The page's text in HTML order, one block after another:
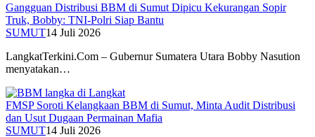
Gangguan Distribusi BBM di Sumut Dipicu Kekurangan Sopir
Truk, Bobby: TNI-Polri Siap Bantu
SUMUT14 Juli 2026
LangkatTerkini.Com – Gubernur Sumatera Utara Bobby Nasution
menyatakan…
FMSP Soroti Kelangkaan BBM di Sumut, Minta Audit Distribusi
dan Usut Dugaan Permainan Mafia
SUMUT14 Juli 2026